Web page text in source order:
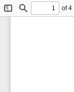
ToggleFind
of 4